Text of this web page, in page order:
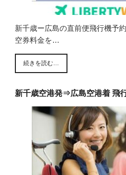
新千歳ー広島の直前便飛行機予
空券料金を…
続きを読む…
新千歳空港発⇒広島空港着 飛